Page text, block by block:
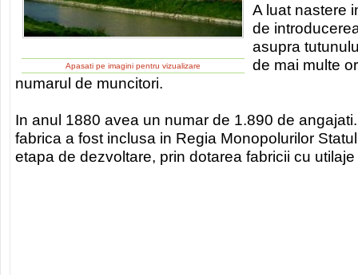
Apasati pe imagini pentru vizualizare
A luat nastere
de
asupra
de mai multe
numarul de muncitori.
In anul 1880 avea un numar de 1.890 de
fabrica a fost inclusa in Regia Monopolurilor
etapa de dezvoltare, prin dotarea fabricii cu utilaje